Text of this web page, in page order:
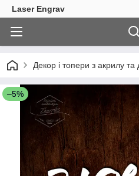
Laser Engrav
Декор і топери з акрилу
–5%